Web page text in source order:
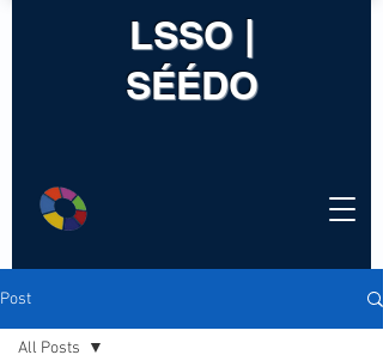
LSSO |
SÉÉDO
Post
All Posts